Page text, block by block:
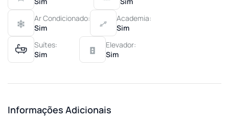
Ar Condicionado:
Sim
Academia:
Sim
Suítes:
Sim
Elevador:
Sim
Informações Adicionais